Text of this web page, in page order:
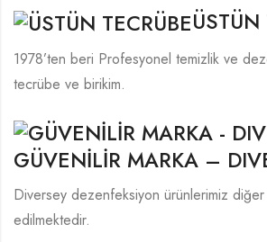
ÜSTÜN
1978’ten beri Profesyonel temizlik ve
tecrübe ve birikim.
GÜVENİLİR MARKA –
Diversey dezenfeksiyon ürünlerimiz
edilmektedir.